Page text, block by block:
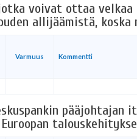
voivat ottaa velkaa
allijäämistä, koska
Varmuus Kommentti